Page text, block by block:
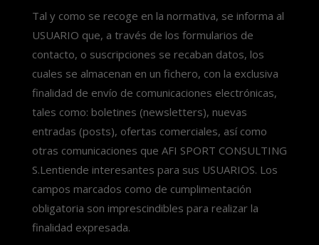
Tal y como se recoge en la normativa, se informa al
USUARIO que, a través de los formularios de
contacto, o suscripciones se recaban datos, los
cuales se almacenan en un fichero, con la exclusiva
finalidad de envío de comunicaciones electrónicas,
tales como: boletines (newsletters), nuevas
entradas (posts), ofertas comerciales, así como
otras comunicaciones que AFI SPORT CONSULTING
S.Lentiende interesantes para sus USUARIOS. Los
campos marcados como de cumplimentación
obligatoria son imprescindibles para realizar la
finalidad expresada.